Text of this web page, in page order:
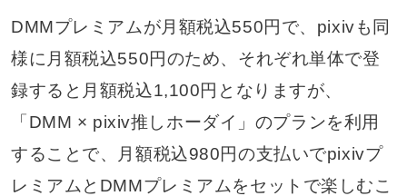
DMMプレミアムが月額税込550円で、pixivも同
様に月額税込550円のため、それぞれ単体で登
録すると月額税込1,100円となりますが、
「DMM × pixiv推しホーダイ」のプランを利用
することで、月額税込980円の支払いでpixivプ
レミアムとDMMプレミアムをセットで楽しむこ